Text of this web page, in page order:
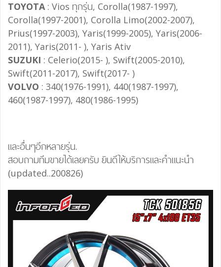
TOYOTA: Vios ทุกรุ่น, Corolla(1987-1997),
Corolla(1997-2001), Corolla Limo(2002-2007),
Prius(1997-2003), Yaris(1999-2005), Yaris(2006-
2011), Yaris(2011- ), Yaris Ativ
SUZUKI : Celerio(2015- ), Swift(2005-2010),
Swift(2011-2017), Swift(2017- )
VOLVO : 340(1976-1991), 440(1987-1997),
460(1987-1997), 480(1986-1995)
และอื่นๆอีกหลายรุ่น.
สอบถามทีมขายได้เลยครับ ยินดีให้บริการและคำแนะนำ
(updated..200826)